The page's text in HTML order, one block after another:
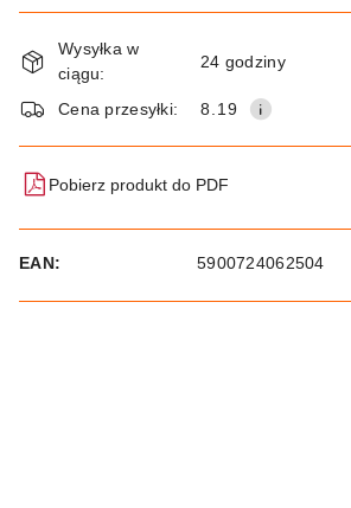
Dostępność
i
dostawa
Wysyłka w
ciągu:
24 godziny
Cena przesyłki: 8.19
Pobierz produkt do PDF
EAN: 5900724062504